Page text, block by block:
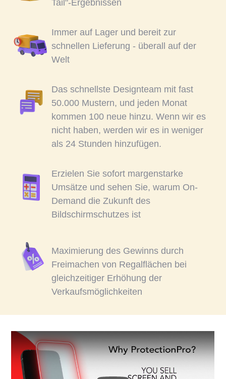
Tail"-Ergebnissen
Immer auf Lager und bereit zur
schnellen Lieferung - überall auf der
Welt
Das schnellste Designteam mit fast
50.000 Mustern, und jeden Monat
kommen 100 neue hinzu. Wenn wir es
nicht haben, werden wir es in weniger
als 24 Stunden hinzufügen.
Erzielen Sie sofort margenstarke
Umsätze und sehen Sie, warum On-
Demand die Zukunft des
Bildschirmschutzes ist
Maximierung des Gewinns durch
Freimachen von Regalflächen bei
gleichzeitiger Erhöhung der
Verkaufsmöglichkeiten